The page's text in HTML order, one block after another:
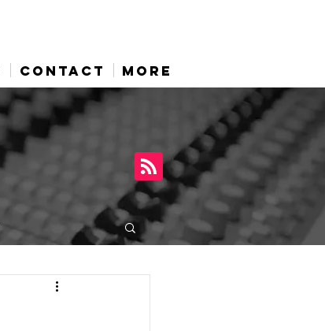
CONTACT More